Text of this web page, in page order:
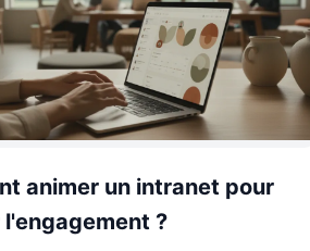
animer un intranet pour
?